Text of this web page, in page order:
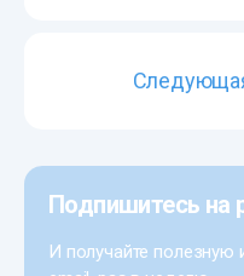
Подпишитесь на
И получайте